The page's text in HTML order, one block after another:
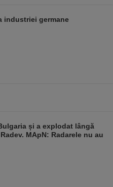
industriei germane
și a explodat lângă
MApN: Radarele nu au